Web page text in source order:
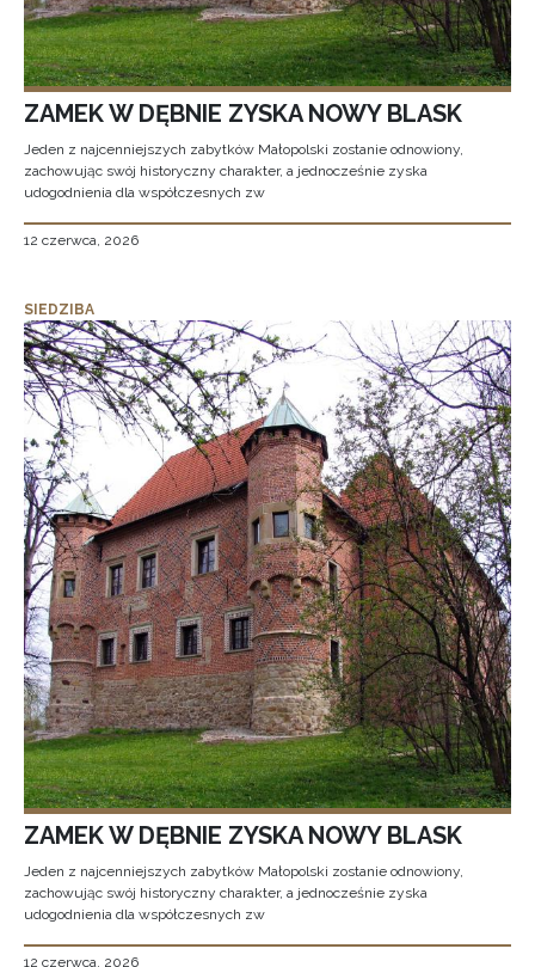
ZAMEK W DĘBNIE ZYSKA NOWY BLASK
Jeden z najcenniejszych zabytków Małopolski zostanie odnowiony,
zachowując swój historyczny charakter, a jednocześnie zyska
udogodnienia dla współczesnych zw
12 czerwca, 2026
SIEDZIBA
ZAMEK W DĘBNIE ZYSKA NOWY BLASK
Jeden z najcenniejszych zabytków Małopolski zostanie odnowiony,
zachowując swój historyczny charakter, a jednocześnie zyska
udogodnienia dla współczesnych zw
12 czerwca, 2026